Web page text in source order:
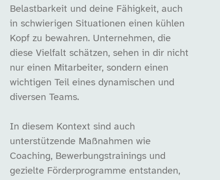
Belastbarkeit und deine Fähigkeit, auch
in schwierigen Situationen einen kühlen
Kopf zu bewahren. Unternehmen, die
diese Vielfalt schätzen, sehen in dir nicht
nur einen Mitarbeiter, sondern einen
wichtigen Teil eines dynamischen und
diversen Teams.
In diesem Kontext sind auch
unterstützende Maßnahmen wie
Coaching, Bewerbungstrainings und
gezielte Förderprogramme entstanden,